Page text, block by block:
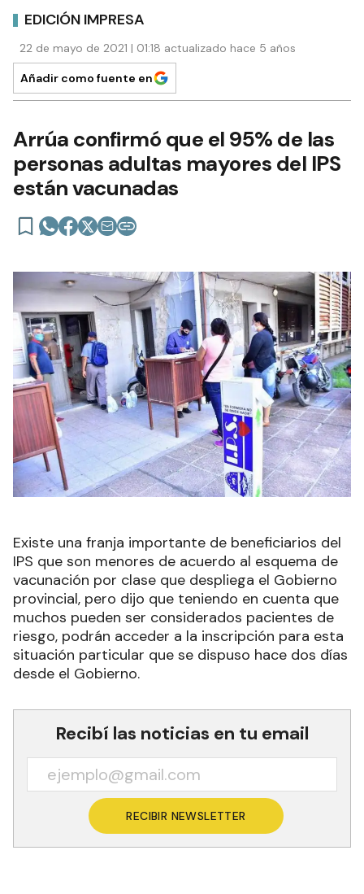
EDICIÓN IMPRESA
22 de mayo de 2021 | 01:18 actualizado hace 5 años
Añadir como fuente en
Arrúa confirmó que el 95% de las
personas adultas mayores del IPS
están vacunadas
Existe una franja importante de beneficiarios del
IPS que son menores de acuerdo al esquema de
vacunación por clase que despliega el Gobierno
provincial, pero dijo que teniendo en cuenta que
muchos pueden ser considerados pacientes de
riesgo, podrán acceder a la inscripción para esta
situación particular que se dispuso hace dos días
desde el Gobierno.
Recibí las noticias en tu email
RECIBIR NEWSLETTER